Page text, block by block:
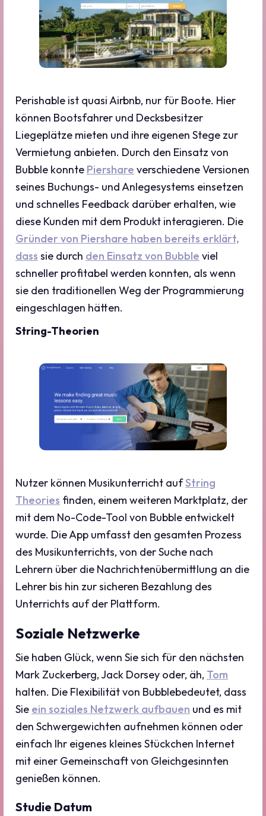
Perishable ist quasi Airbnb, nur für Boote. Hier
können Bootsfahrer und Decksbesitzer
Liegeplätze mieten und ihre eigenen Stege zur
Vermietung anbieten. Durch den Einsatz von
Bubble konnte Piershare verschiedene Versionen
seines Buchungs- und Anlegesystems einsetzen
und schnelles Feedback darüber erhalten, wie
diese Kunden mit dem Produkt interagieren. Die
Gründer von Piershare haben bereits erklärt,
dass sie durch den Einsatz von Bubble viel
schneller profitabel werden konnten, als wenn
sie den traditionellen Weg der Programmierung
eingeschlagen hätten.
‍String-Theorien
Nutzer können Musikunterricht aufString
Theories finden, einem weiteren Marktplatz, der
mit dem No-Code-Tool von Bubble entwickelt
wurde. Die App umfasst den gesamten Prozess
des Musikunterrichts, von der Suche nach
Lehrern über die Nachrichtenübermittlung an die
Lehrer bis hin zur sicheren Bezahlung des
Unterrichts auf der Plattform.
Soziale Netzwerke
Sie haben Glück, wenn Sie sich für den nächsten
Mark Zuckerberg, Jack Dorsey oder, äh, Tom
halten. Die Flexibilität von Bubblebedeutet, dass
Sie ein soziales Netzwerk aufbauen und es mit
den Schwergewichten aufnehmen können oder
einfach Ihr eigenes kleines Stückchen Internet
mit einer Gemeinschaft von Gleichgesinnten
genießen können.
Studie Datum